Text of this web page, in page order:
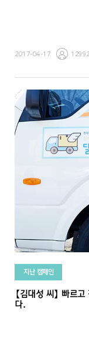
2017-04-17
지난 캠페인
【김대성 씨】 빠르
다.